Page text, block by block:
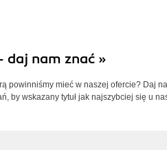
daj nam znać »
powinniśmy mieć w naszej ofercie? Daj
by wskazany tytuł jak najszybciej się u